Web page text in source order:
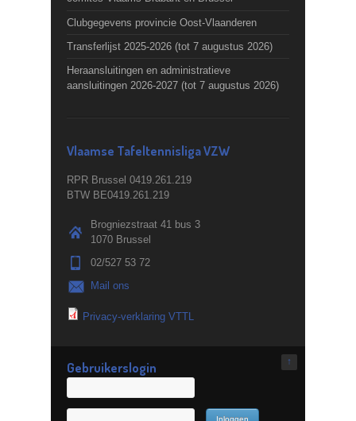
Clubgegevens provincie Oost-Vlaanderen
Transferlijst 2025-2026 (tot 7 augustus 2026)
Heraansluitingen en administratieve
aansluitingen 2026-2027 (tot 7 augustus 2026)
Vlaamse Tafeltennisliga VZW
RPR Brussel 0419.261.219
BTW BE0419.261.219
Brogniezstraat 41 bus 3
1070 Brussel
02/527 53 72
Mail ons
Privacy-verklaring VTTL
↑
Gebruikerslogin